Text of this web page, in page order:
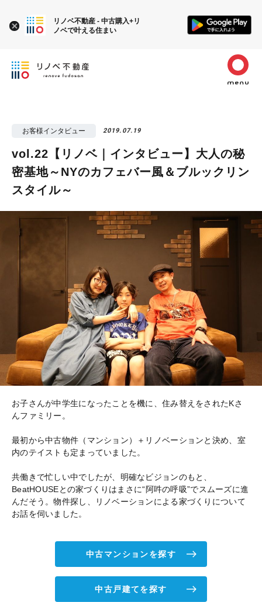
お客様インタビュー 2019.07.19
vol.22【リノベ｜インタビュー】大人の秘
密基地～NYのカフェバー風＆ブルックリン
スタイル～
お子さんが中学生になったことを機に、住み替えをされたKさ
んファミリー。
最初から中古物件（マンション）＋リノベーションと決め、室
内のテイストも定まっていました。
共働きで忙しい中でしたが、明確なビジョンのもと、
BeatHOUSEとの家づくりはまさに“阿吽の呼吸”でスムーズに進
んだそう。物件探し、リノベーションによる家づくりについて
お話を伺いました。
中古マンションを探す
中古戸建てを探す
リノベ不動産 - 中古購入+リ
ノベで叶える住まい